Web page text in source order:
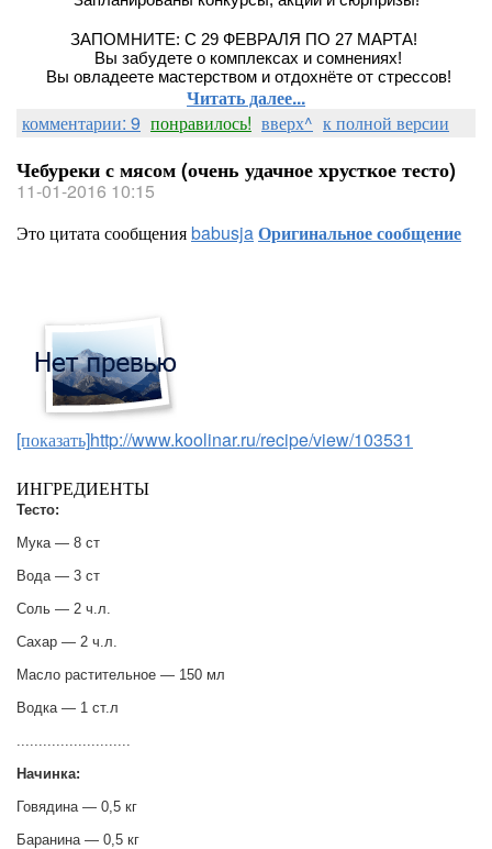
ЗАПОМНИТЕ: С 29 ФЕВРАЛЯ ПО 27 МАРТА!
Вы забудете о комплексах и сомнениях!
Вы овладеете мастерством и отдохнёте от стрессов!
Читать далее...
комментарии: 9 понравилось! вверх^ к полной версии
Чебуреки с мясом (очень удачное хрусткое тесто)
11-01-2016 10:15
Это цитата сообщенияbabusjaОригинальное сообщение
[показать]http://www.koolinar.ru/recipe/view/103531
ИНГРЕДИЕНТЫ
Тесто:
Мука — 8 ст
Вода — 3 ст
Соль — 2 ч.л.
Сахар — 2 ч.л.
Масло растительное — 150 мл
Водка — 1 ст.л
..........................
Начинка:
Говядина — 0,5 кг
Баранина — 0,5 кг